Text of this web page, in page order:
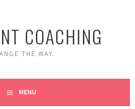
COACHING
THE WAY.
MENU